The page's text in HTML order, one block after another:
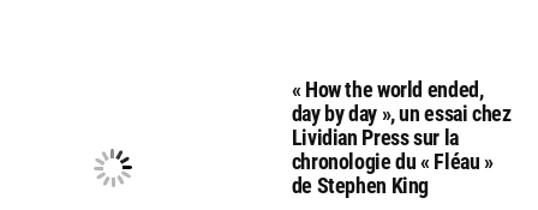
« How the world ended,
day by day », un essai chez
Lividian Press sur la
chronologie du « Fléau »
de Stephen King